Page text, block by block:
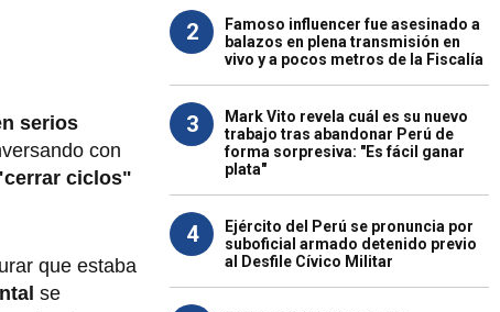
serios
con
ciclos"
que estaba
se
2
Famoso influencer fue asesinado a
balazos en plena transmisión en
vivo y a pocos metros de la Fiscalía
3
Mark Vito revela cuál es su nuevo
trabajo tras abandonar Perú de
forma sorpresiva: "Es fácil ganar
plata"
4
Ejército del Perú se pronuncia por
suboficial armado detenido previo
al Desfile Cívico Militar